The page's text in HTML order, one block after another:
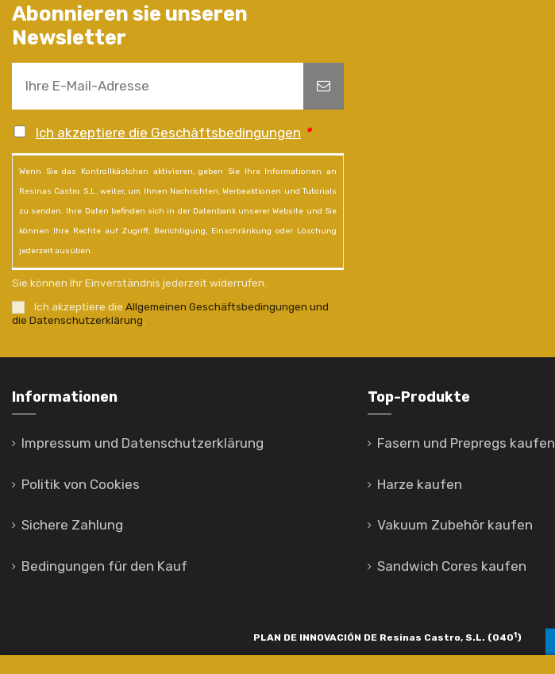
Abonnieren sie unseren
Newsletter
Ich akzeptiere die Geschäftsbedingungen *
Wenn Sie das Kontrollkästchen aktivieren, geben Sie Ihre Informationen an
Resinas Castro S.L. weiter, um Ihnen Nachrichten, Werbeaktionen und Tutorials
zu senden. Ihre Daten befinden sich in der Datenbank unserer Website und Sie
können Ihre Rechte auf Zugriff, Berichtigung, Einschränkung oder Löschung
jederzeit ausüben.
Sie können Ihr Einverständnis jederzeit widerrufen.
Ich akzeptiere die Allgemeinen Geschäftsbedingungen und
die Datenschutzerklärung
Informationen
Impressum und Datenschutzerklärung
Politik von Cookies
Sichere Zahlung
Bedingungen für den Kauf
Top-Produkte
Fasern und Prepregs kaufen
Harze kaufen
Vakuum Zubehör kaufen
Sandwich Cores kaufen
PLAN DE INNOVACIÓN DE Resinas Castro, S.L. (0401 )